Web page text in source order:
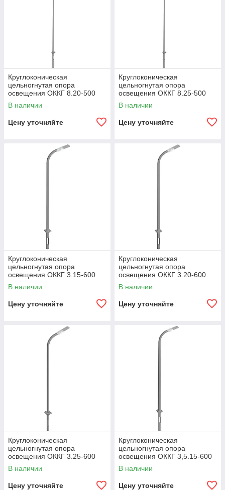
Круглоконическая
цельногнутая опора
освещения ОККГ 8.20-500
В наличии
Цену уточняйте
Круглоконическая
цельногнутая опора
освещения ОККГ 8.25-500
В наличии
Цену уточняйте
Круглоконическая
цельногнутая опора
освещения ОККГ 3.15-600
В наличии
Цену уточняйте
Круглоконическая
цельногнутая опора
освещения ОККГ 3.20-600
В наличии
Цену уточняйте
Круглоконическая
цельногнутая опора
освещения ОККГ 3.25-600
В наличии
Цену уточняйте
Круглоконическая
цельногнутая опора
освещения ОККГ 3,5.15-600
В наличии
Цену уточняйте